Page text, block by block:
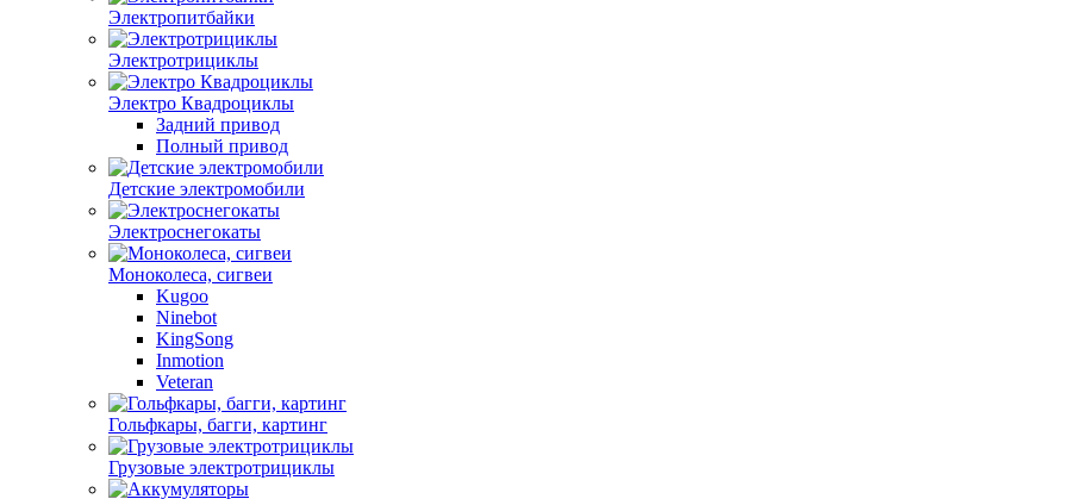
Электропитбайки
Электротрициклы
Электро Квадроциклы
Задний привод
Полный привод
Детские электромобили
Электроснегокаты
Моноколеса, сигвеи
Kugoo
Ninebot
KingSong
Inmotion
Veteran
Гольфкары, багги, картинг
Грузовые электротрициклы